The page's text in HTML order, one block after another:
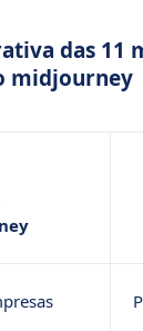
das 11
midjourney